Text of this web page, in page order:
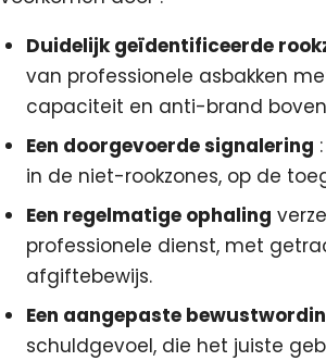
Duidelijk geïdentificeerde
van professionele asbakken
capaciteit en anti-brand
Een doorgevoerde signalering
in de niet-rookzones, op de
Een regelmatige ophaling
professionele dienst, met
afgiftebewijs.
Een aangepaste
schuldgevoel, die het juiste